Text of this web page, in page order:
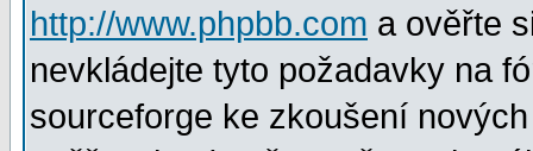
http://www.phpbb.com a ověřte
nevkládejte tyto požadavky na
sourceforge ke zkoušení